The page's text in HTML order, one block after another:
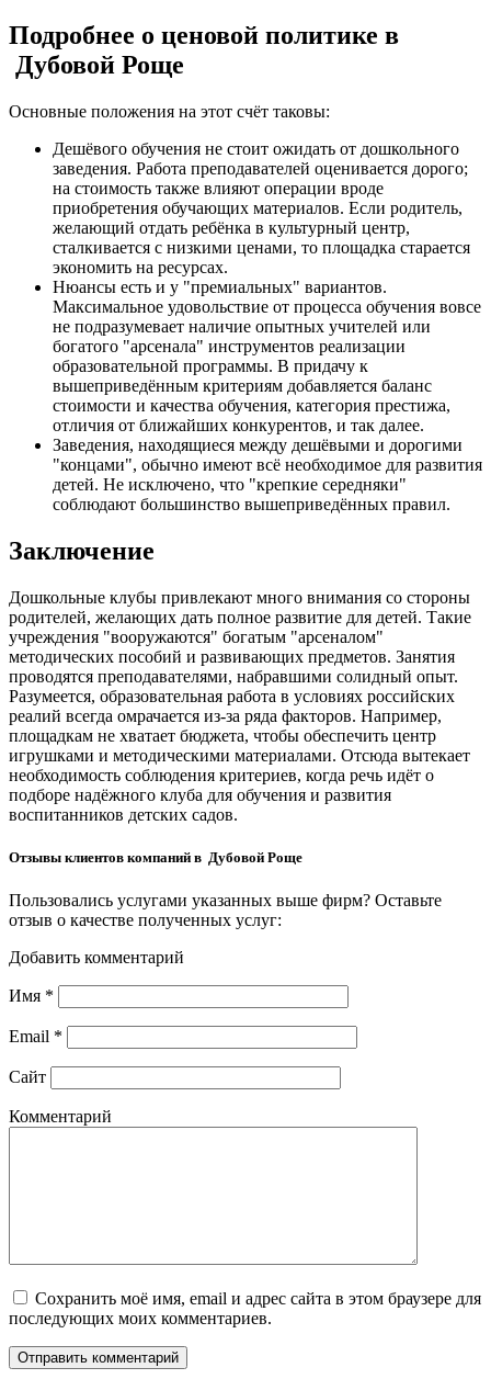
Подробнее о ценовой политике в
Дубовой Роще
Основные положения на этот счёт таковы:
Дешёвого обучения не стоит ожидать от дошкольного
заведения. Работа преподавателей оценивается дорого;
на стоимость также влияют операции вроде
приобретения обучающих материалов. Если родитель,
желающий отдать ребёнка в культурный центр,
сталкивается с низкими ценами, то площадка старается
экономить на ресурсах.
Нюансы есть и у "премиальных" вариантов.
Максимальное удовольствие от процесса обучения вовсе
не подразумевает наличие опытных учителей или
богатого "арсенала" инструментов реализации
образовательной программы. В придачу к
вышеприведённым критериям добавляется баланс
стоимости и качества обучения, категория престижа,
отличия от ближайших конкурентов, и так далее.
Заведения, находящиеся между дешёвыми и дорогими
"концами", обычно имеют всё необходимое для развития
детей. Не исключено, что "крепкие середняки"
соблюдают большинство вышеприведённых правил.
Заключение
Дошкольные клубы привлекают много внимания со стороны
родителей, желающих дать полное развитие для детей. Такие
учреждения "вооружаются" богатым "арсеналом"
методических пособий и развивающих предметов. Занятия
проводятся преподавателями, набравшими солидный опыт.
Разумеется, образовательная работа в условиях российских
реалий всегда омрачается из-за ряда факторов. Например,
площадкам не хватает бюджета, чтобы обеспечить центр
игрушками и методическими материалами. Отсюда вытекает
необходимость соблюдения критериев, когда речь идёт о
подборе надёжного клуба для обучения и развития
воспитанников детских садов.
Отзывы клиентов компаний в Дубовой Роще
Пользовались услугами указанных выше фирм? Оставьте
отзыв о качестве полученных услуг:
Добавить комментарий
Имя *
Email *
Сайт
Комментарий
Сохранить моё имя, email и адрес сайта в этом браузере для
последующих моих комментариев.